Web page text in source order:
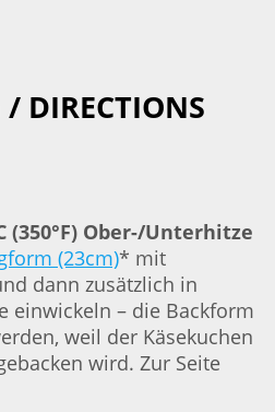
DIRECTIONS
(350°F) Ober-/Unterhitze
(23cm)* mit
dann zusätzlich in
einwickeln – die Backform
weil der Käsekuchen
wird. Zur Seite